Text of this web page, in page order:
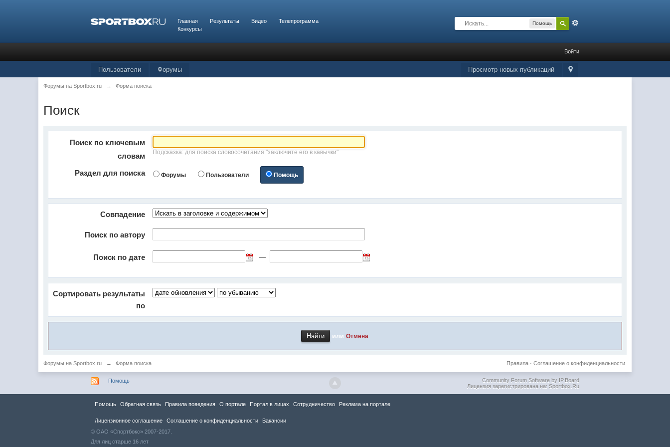
Главная Результаты Видео
Телепрограмма
Конкурсы
Помощь
Войти
Просмотр новых публикаций
Пользователи Форумы
Форумы на Sportbox.ru → Форма поиска
Поиск
Поиск по ключевым
словам
Подсказка: для поиска словосочетания "заключите его в кавычки"
Раздел для поиска Форумы Пользователи Помощь
Совпадение
Поиск по автору
Поиск по дате —
Сортировать результаты
по
илиОтмена
Форумы на Sportbox.ru → Форма поиска Соглашение о конфиденциальности
Правила·
Помощь
Community Forum Software by IP.Board
Лицензия зарегистрирована на: Sportbox.Ru
Помощь Обратная связь Правила повeдения О портале Портал в лицах Сотрудничество Реклама на портале
Лицензионное соглашение Соглашение о конфиденциальности
Вакансии
© ОАО «Спортбокс» 2007-2017.
Для лиц старше 16 лет